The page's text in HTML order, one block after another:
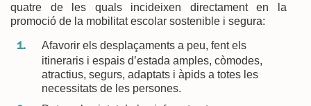
quatre de les quals incideixen directament en la
promoció de la mobilitat escolar sostenible i segura:
Afavorir els desplaçaments a peu, fent els
itineraris i espais d’estada amples, còmodes,
atractius, segurs, adaptats i àpids a totes les
necessitats de les persones.